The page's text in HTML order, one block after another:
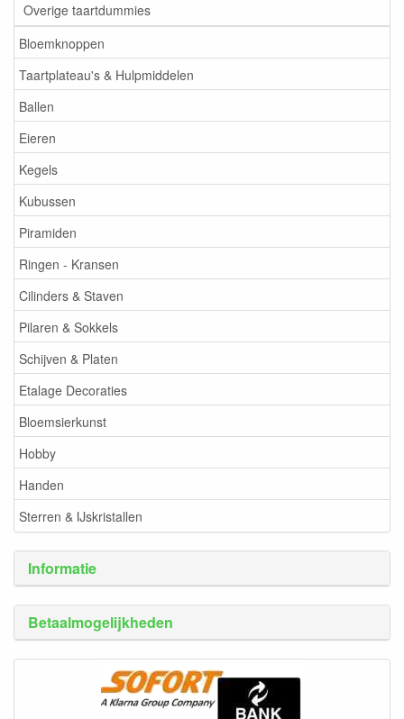
Overige taartdummies
Bloemknoppen
Taartplateau's & Hulpmiddelen
Ballen
Eieren
Kegels
Kubussen
Piramiden
Ringen - Kransen
Cilinders & Staven
Pilaren & Sokkels
Schijven & Platen
Etalage Decoraties
Bloemsierkunst
Hobby
Handen
Sterren & IJskristallen
Informatie
Betaalmogelijkheden